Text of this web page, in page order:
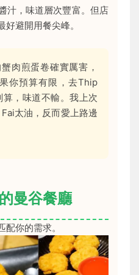
汁，味道層次豐富。但店
避開用餐尖峰。
肉煎蛋卷確實厲害，
你預算有限，去Thip
，味道不輸。我上次
太油，反而愛上路邊
曼谷餐廳
你的需求。